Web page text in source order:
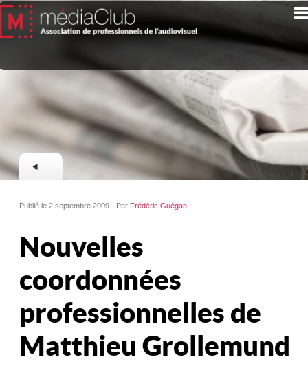
Publié le 2 septembre 2009 - Par Frédéric Guégan
Nouvelles
coordonnées
professionnelles de
Matthieu Grollemund